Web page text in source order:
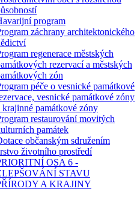
program
záchrany architektonického
regenerace městských
rezervací a městských
zón
péče o vesnické památkové
vesnické památkové zóny
krajinné památkové zóny
restaurování movitých
památek
občanským sdružením
životního prostředí
OSA 6 -
STAVU
A KRAJINY